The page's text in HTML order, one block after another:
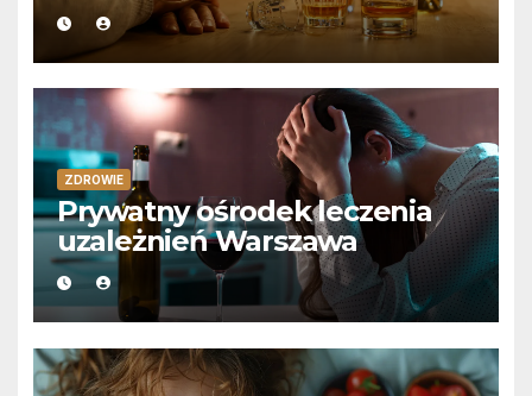
ZDROWIE
Prywatny ośrodek leczenia
uzależnień Warszawa